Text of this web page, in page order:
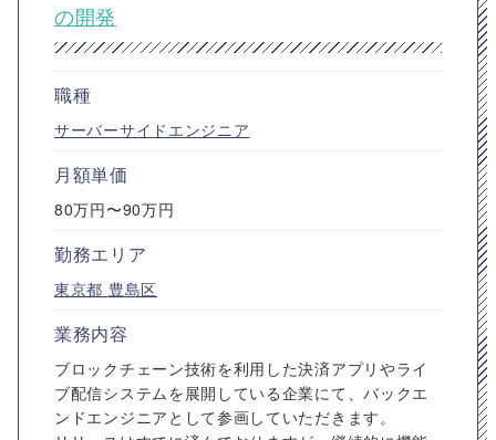
の開発
職種
サーバーサイドエンジニア
月額単価
80万円〜90万円
勤務エリア
東京都 豊島区
業務内容
ブロックチェーン技術を利用した決済アプリやライ
ブ配信システムを展開している企業にて、バックエ
ンドエンジニアとして参画していただきます。